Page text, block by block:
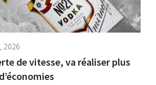
2026
de vitesse, va réaliser plus